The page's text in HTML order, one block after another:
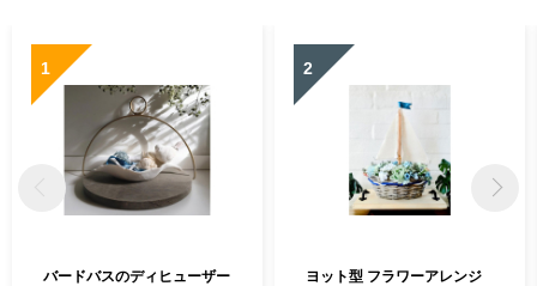
1
バードバスのディヒューザー
2
ヨット型 フラワーアレンジ